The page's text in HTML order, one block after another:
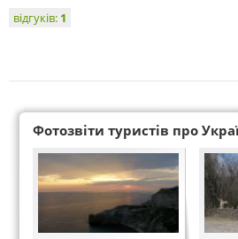
відгуків: 1
Фотозвіти туристів про